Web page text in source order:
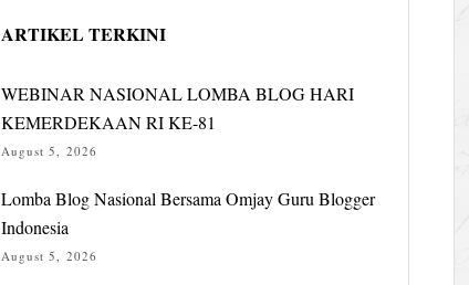
ARTIKEL TERKINI
WEBINAR NASIONAL LOMBA BLOG HARI
KEMERDEKAAN RI KE-81
August 5, 2026
Lomba Blog Nasional Bersama Omjay Guru Blogger
Indonesia
August 5, 2026